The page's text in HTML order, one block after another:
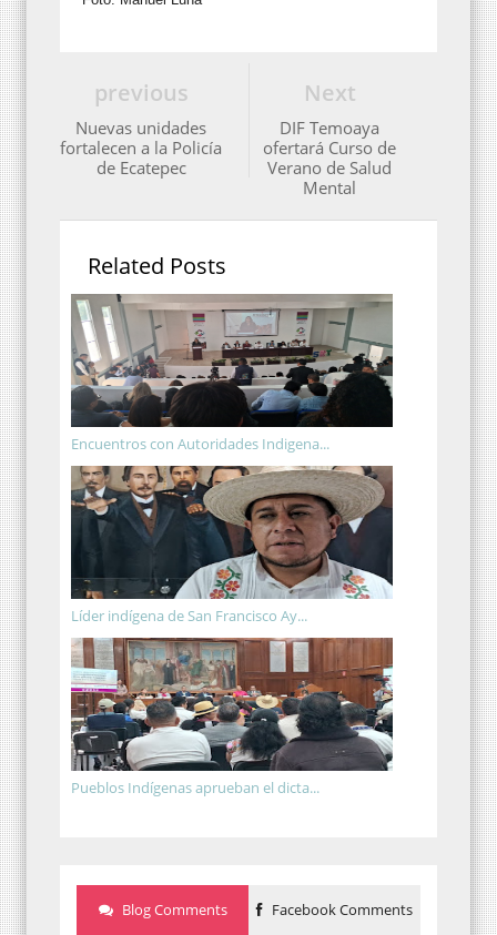
Next
DIF Temoaya
ofertará Curso de
Verano de Salud
Mental
previous
Nuevas unidades
fortalecen a la Policía
de Ecatepec
Related Posts
Encuentros con Autoridades Indigena...
Líder indígena de San Francisco Ay...
Pueblos Indígenas aprueban el dicta...
Blog Comments Facebook Comments